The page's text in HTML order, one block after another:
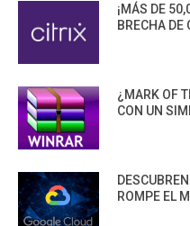
¡MÁS DE
BRECHA DE
¿MARK OF
CON UN
ROMPE EL